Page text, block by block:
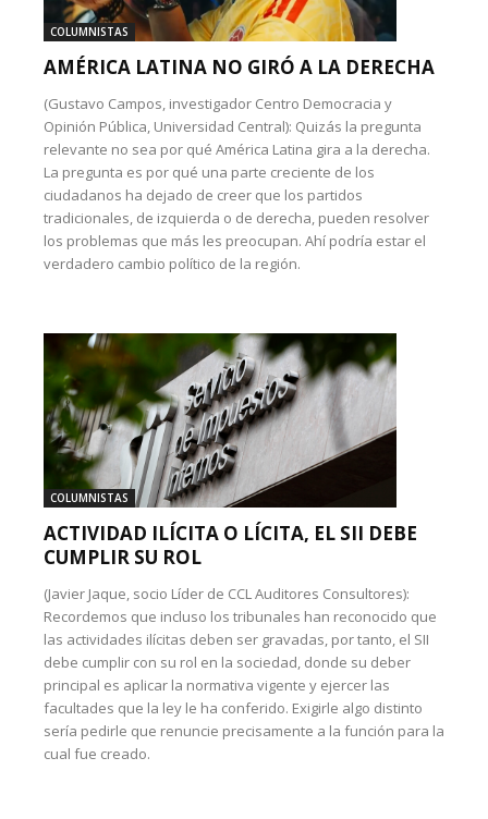
COLUMNISTAS
AMÉRICA LATINA NO GIRÓ A LA DERECHA
(Gustavo Campos, investigador Centro Democracia y
Opinión Pública, Universidad Central): Quizás la pregunta
relevante no sea por qué América Latina gira a la derecha.
La pregunta es por qué una parte creciente de los
ciudadanos ha dejado de creer que los partidos
tradicionales, de izquierda o de derecha, pueden resolver
los problemas que más les preocupan. Ahí podría estar el
verdadero cambio político de la región.
COLUMNISTAS
ACTIVIDAD ILÍCITA O LÍCITA, EL SII DEBE
CUMPLIR SU ROL
(Javier Jaque, socio Líder de CCL Auditores Consultores):
Recordemos que incluso los tribunales han reconocido que
las actividades ilícitas deben ser gravadas, por tanto, el SII
debe cumplir con su rol en la sociedad, donde su deber
principal es aplicar la normativa vigente y ejercer las
facultades que la ley le ha conferido. Exigirle algo distinto
sería pedirle que renuncie precisamente a la función para la
cual fue creado.